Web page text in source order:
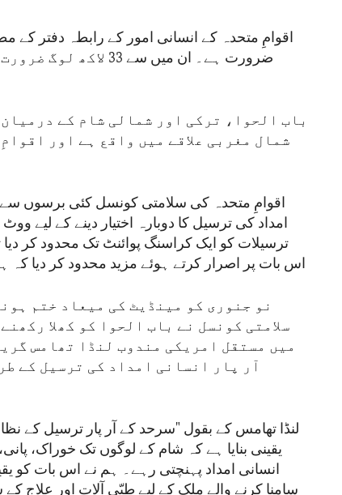
ضرورت ہے۔ ان میں سے
باب الحوا، ترکی اور شمالی شام کے
شمال مغربی علاقے میں واقع ہے اور
اقوامِ متحدہ کی سلامتی کونسل کئی برسوں
اس بات پر اصرار کرتے ہوئے مزید محدود کر دیا
نو جنوری کو مینڈیٹ کی میعاد ختم
سلامتی کونسل نے باب الحوا کو کھلا
میں مستقل امریکی مندوب لنڈا تھامس
آر پار انسانی امداد کی ترسیل کے
لنڈا تھامس کے بقول "سرحد کے آر پار ترسیل کے
یقینی بنایا ہے کہ شام کے لوگوں تک خوراک،
انسانی امداد پہنچتی رہے۔ ہم نے اس بات کو
سامنا کرنے والے ملک کے لیے طبّی آلات اور علاج